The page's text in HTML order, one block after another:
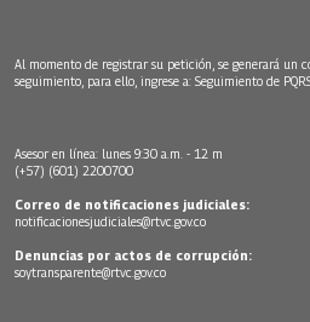
Al momento de registrar su petición, se generará un
seguimiento, para ello, ingrese a: Seguimiento de
Asesor en línea: lunes 9:30 a.m. - 12 m
(+57) (601) 2200700
Correo de notificaciones judiciales:
notificacionesjudiciales@rtvc.gov.co
Denuncias por actos de corrupción:
soytransparente@rtvc.gov.co